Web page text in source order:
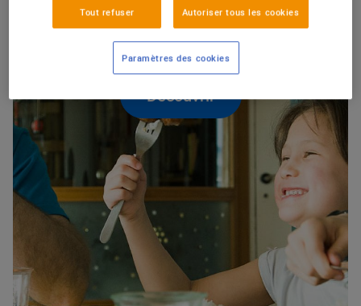
S’engager pour une
alimentation de qualité
Découvrir
Tout refuser Autoriser tous les cookies
Paramètres des cookies